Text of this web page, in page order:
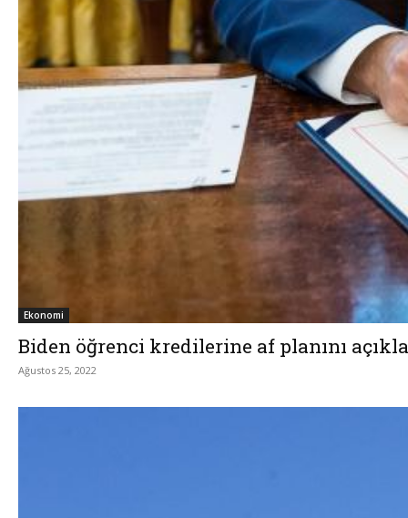
Ekonomi
Biden öğrenci kredilerine af planını
Ağustos 25, 2022